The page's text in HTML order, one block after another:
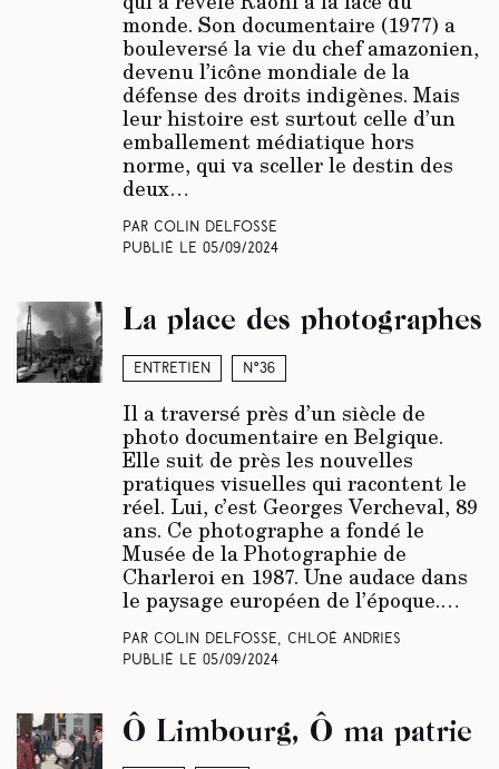
monde. Son documentaire (1977) a
bouleversé la vie du chef amazonien,
devenu l’icône mondiale de la
défense des droits indigènes. Mais
leur histoire est surtout celle d’un
emballement médiatique hors
norme, qui va sceller le destin des
deux…
Par Colin Delfosse
Publié le 05/09/2024
Entretien N°36
La place des photographes
Il a traversé près d’un siècle de
photo documentaire en Belgique.
Elle suit de près les nouvelles
pratiques visuelles qui racontent le
réel. Lui, c’est Georges Vercheval, 89
ans. Ce photographe a fondé le
Musée de la Photographie de
Charleroi en 1987. Une audace dans
le paysage européen de l’époque.…
Par Colin Delfosse, Chloé Andries
Publié le 05/09/2024
Ô Limbourg, Ô ma patrie